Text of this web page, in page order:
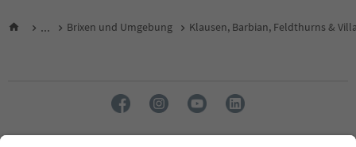
... Brixen und Umgebung Klausen, Barbian, Feldthurns &